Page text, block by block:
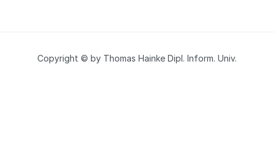
Copyright © by Thomas Hainke Dipl. Inform. Univ.